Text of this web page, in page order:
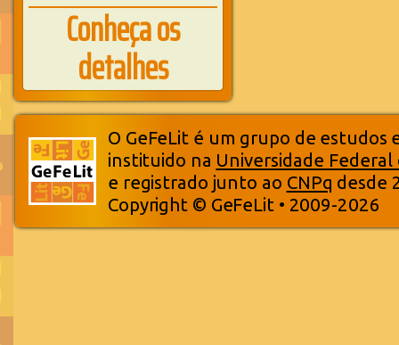
Conheça os
detalhes
O GeFeLit é um grupo de estudos
instituido na Universidade Federal
e registrado junto ao CNPq desde
Copyright © GeFeLit • 2009-2026